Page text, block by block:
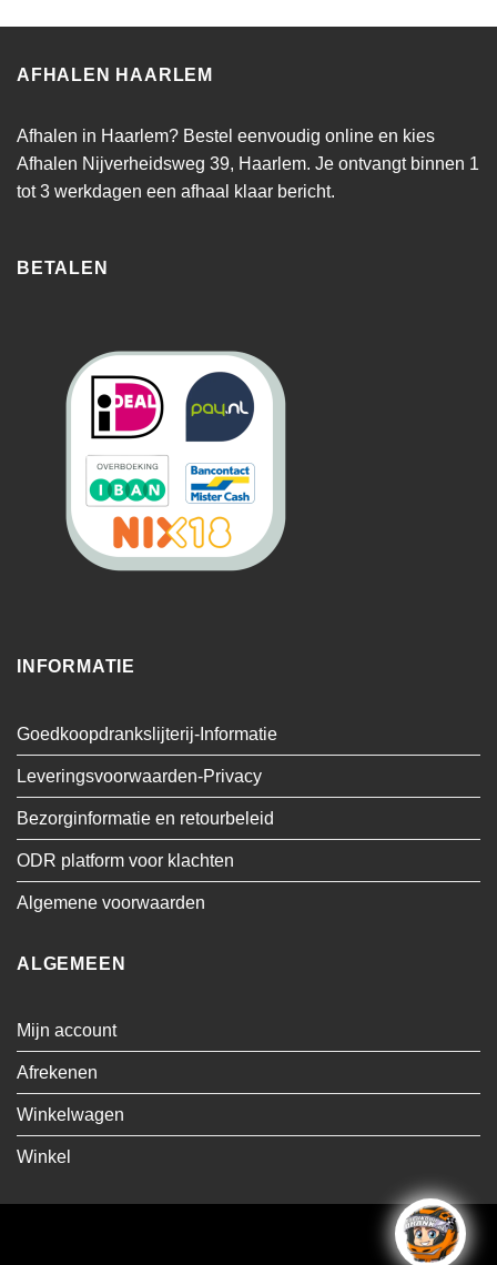
AFHALEN HAARLEM
Afhalen in Haarlem? Bestel eenvoudig online en kies
Afhalen Nijverheidsweg 39, Haarlem. Je ontvangt binnen 1
tot 3 werkdagen een afhaal klaar bericht.
BETALEN
INFORMATIE
Goedkoopdrankslijterij-Informatie
Leveringsvoorwaarden-Privacy
Bezorginformatie en retourbeleid
ODR platform voor klachten
Algemene voorwaarden
ALGEMEEN
Mijn account
Afrekenen
Winkelwagen
Winkel
Bancontact